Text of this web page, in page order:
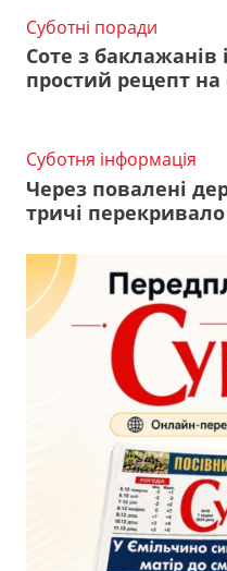
Суботні поради
Соте з баклажанів
простий рецепт на
Суботня інформація
Через повалені
тричі